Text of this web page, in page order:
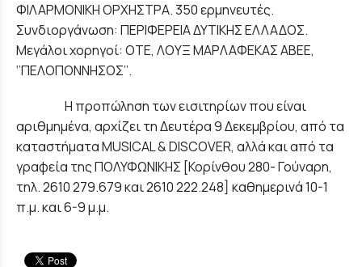
ΦΙΛΑΡΜΟΝΙΚΗ ΟΡΧΗΣΤΡΑ. 350 ερμηνευτές.
Συνδιοργάνωση: ΠΕΡΙΦΕΡΕΙΑ ΔΥΤΙΚΗΣ ΕΛΛΑΔΟΣ.
Μεγάλοι χορηγοί: ΟΤΕ, ΛΟΥΞ ΜΑΡΛΑΦΕΚΑΣ ΑΒΕΕ,
‘’ΠΕΛΟΠΟΝΝΗΣΟΣ’’.
Η προπώληση των εισιτηρίων που είναι
αριθμημένα, αρχίζει τη Δευτέρα 9 Δεκεμβρίου, από τα
καταστήματα MUSICAL & DISCOVER, αλλά και από τα
γραφεία της ΠΟΛΥΦΩΝΙΚΗΣ [Κορίνθου 280- Γούναρη,
τηλ. 2610 279.679 και 2610 222.248] καθημερινά 10-1
π.μ. και 6-9 μ.μ.